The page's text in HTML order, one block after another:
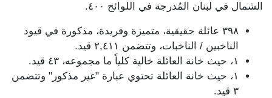
الشمال في لبنان المُدرجة في اللوائح ٤٠٠.
٣٩٨ عائلة حقيقية، متميزة وفريدة، مذكورة في قيود
الناخبين / الناخبات، وتتضمن ٢,٤١١ قيد.
١، حيث خانة العائلة خالية كلياً ما مجموعه، ٤٣ قيد.
١، حيث خانة العائلة تحتوي عبارة "غير مذكور" وتتضمن
٣ قيد.